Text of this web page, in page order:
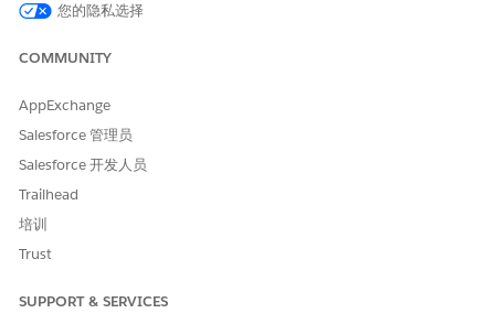
您的隐私选择
COMMUNITY
AppExchange
Salesforce 管理员
Salesforce 开发人员
Trailhead
培训
Trust
SUPPORT & SERVICES